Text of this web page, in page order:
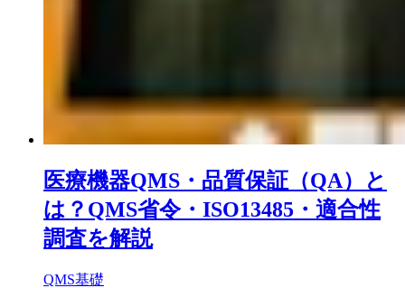
医療機器QMS・品質保証（QA）と
は？QMS省令・ISO13485・適合性
調査を解説
QMS基礎